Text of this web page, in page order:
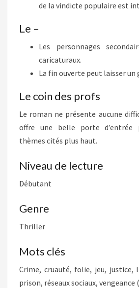
de la vindicte populaire est
Le –
Les personnages
caricaturaux.
La fin ouverte peut laisser un
Le coin des profs
Le roman ne présente aucune
offre une belle porte d’entrée
thèmes cités plus haut.
Niveau de lecture
Débutant
Genre
Thriller
Mots clés
Crime, cruauté, folie, jeu, justice,
prison, réseaux sociaux,